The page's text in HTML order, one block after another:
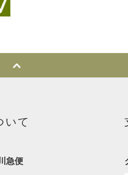
いて
急便